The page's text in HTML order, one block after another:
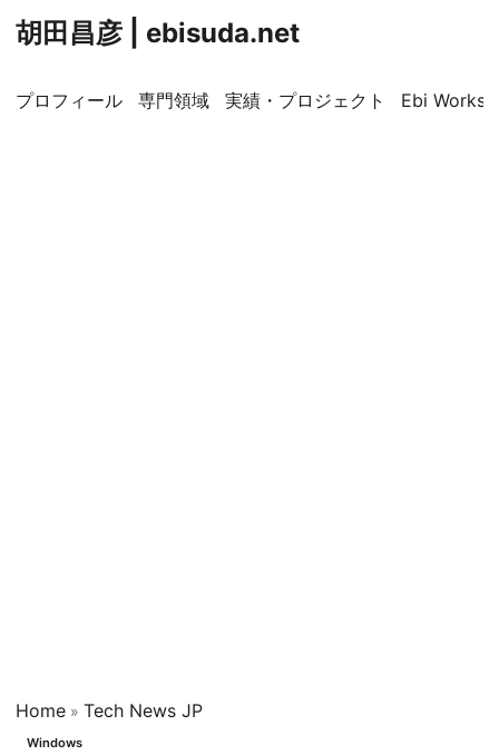
胡田昌彦 | ebisuda.net
プロフィール 専門領域 実績・プロジェクト Ebi
Home » Tech News JP
Windows